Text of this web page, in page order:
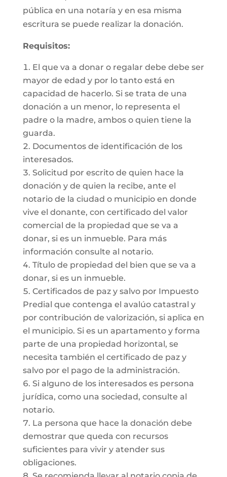
pública en una notaría y en esa misma
escritura se puede realizar la donación.
Requisitos:
El que va a donar o regalar debe debe ser
mayor de edad y por lo tanto está en
capacidad de hacerlo. Si se trata de una
donación a un menor, lo representa el
padre o la madre, ambos o quien tiene la
guarda.
Documentos de identificación de los
interesados.
Solicitud por escrito de quien hace la
donación y de quien la recibe, ante el
notario de la ciudad o municipio en donde
vive el donante, con certificado del valor
comercial de la propiedad que se va a
donar, si es un inmueble. Para más
información consulte al notario.
Título de propiedad del bien que se va a
donar, si es un inmueble.
Certificados de paz y salvo por Impuesto
Predial que contenga el avalúo catastral y
por contribución de valorización, si aplica en
el municipio. Si es un apartamento y forma
parte de una propiedad horizontal, se
necesita también el certificado de paz y
salvo por el pago de la administración.
Si alguno de los interesados es persona
jurídica, como una sociedad, consulte al
notario.
La persona que hace la donación debe
demostrar que queda con recursos
suficientes para vivir y atender sus
obligaciones.